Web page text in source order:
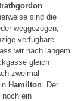
sind die
weggezogen,
verfügbare
wir nach langem
gleich
zweimal
Hamilton . Der
noch ein